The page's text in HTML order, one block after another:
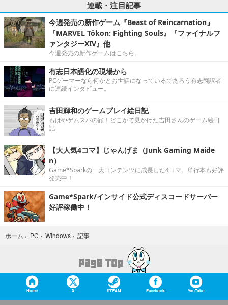
連載・注目記事
今週発売の新作ゲーム『Beast of Reincarnation』
『MARVEL Tōkon: Fighting Souls』『ファイナルフ
ァンタジーXIV』他
今週発売の新作ゲームはこちら。
有志日本語化の現場から
PCゲーマーなら何かとお世話になっているであろう有志翻訳者
に連続インタビュー。
吉田輝和のゲームプレイ絵日記
もはやゲムスパの顔！どこかで見かけた吉田さんのゲーム絵日
記
【大人気4コマ】じゃんげま（Junk Gaming Maide
n）
Game*Sparkの一大コンテンツに成長した4コマ。単行本も好評
発売中！
Game*Spark/インサイド公式ディスコードサーバー
好評稼働中！
ホーム › PC › Windows › 記事
Home X STEAM Facebook YouTube